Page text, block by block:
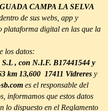
CAMPA LA SELVA
de sus webs, app y
plataforma digital en las que la
los datos:
, con N.I.F. B17441544 y
km 13,600 17411 Vidreres y
es el responsable del
informamos que estos datos
lo dispuesto en el Reglamento